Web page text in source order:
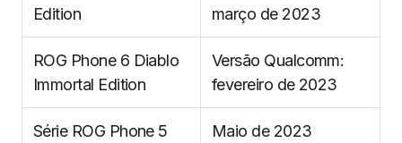
Edition
março de 2023
ROG Phone 6 Diablo
Immortal Edition
Versão Qualcomm:
fevereiro de 2023
Série ROG Phone 5 Maio de 2023